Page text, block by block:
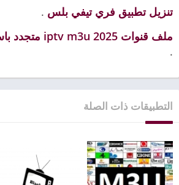
تنزيل تطبيق فري تيفي بلس .
ملف قنوات iptv m3u 2025 متجدد باستمرار مجانية 2025
.
التطبيقات ذات الصلة